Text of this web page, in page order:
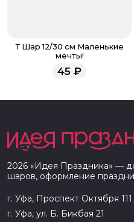
Т Шар 12/30 см Маленькие
мечты!
45 ₽
2026 «Идея Праздника» —
шаров, оформление
г. Уфа, Проспект Октября 111
г. Уфа, ул. Б. Бикбая 21